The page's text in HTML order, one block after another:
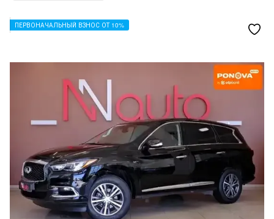
ПЕРВОНАЧАЛЬНЫЙ ВЗНОС ОТ 10%